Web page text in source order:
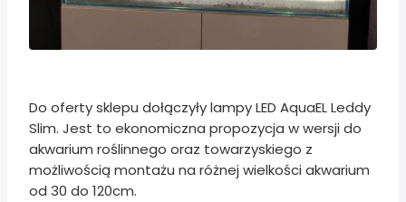
Do oferty sklepu dołączyły lampy LED AquaEL Leddy
Slim. Jest to ekonomiczna propozycja w wersji do
akwarium roślinnego oraz towarzyskiego z
możliwością montażu na różnej wielkości akwarium
od 30 do 120cm.